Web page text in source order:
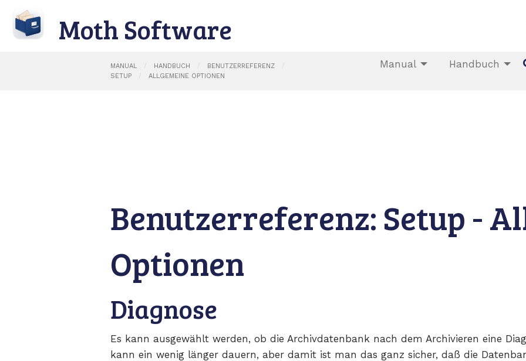
Moth Software
MANUAL HANDBUCH
BENUTZERREFERENZ
SETUP
ALLGEMEINE OPTIONEN
Manual Handbuch
Benutzerreferenz: Setup -
Optionen
Diagnose
Es kann ausgewählt werden, ob die Archivdatenbank nach dem Archivieren eine
kann ein wenig länger dauern, aber damit ist man das ganz sicher, daß die